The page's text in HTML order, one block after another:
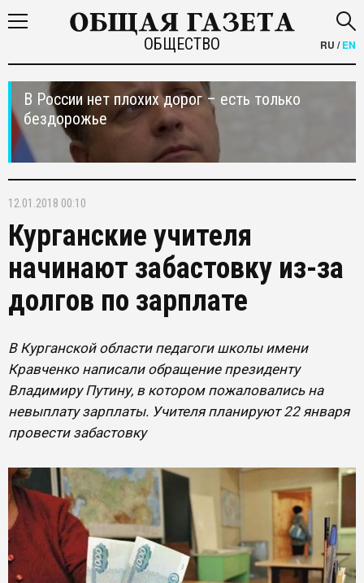
ОБЩЕСТВО RU /EN
В России нет плохих дорог – есть только
бездорожье
12.01.2018 00:10
Курганские учителя
начинают забастовку из-за
долгов по зарплате
В Курганской области педагоги школы имени
Кравченко написали обращение президенту
Владимиру Путину, в котором пожаловались на
невыплату зарплаты. Учителя планируют 22 января
провести забастовку